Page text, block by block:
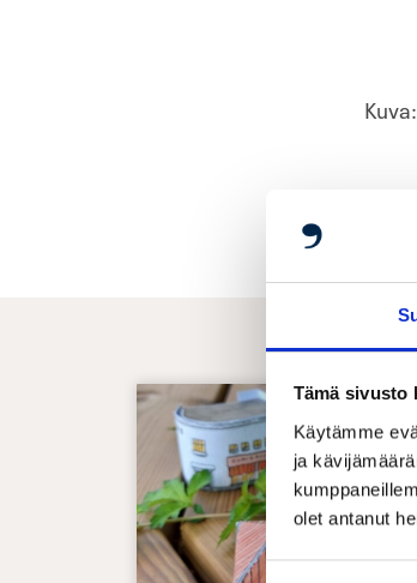
Tämä sivusto
Käytämme
ja
olet antanut